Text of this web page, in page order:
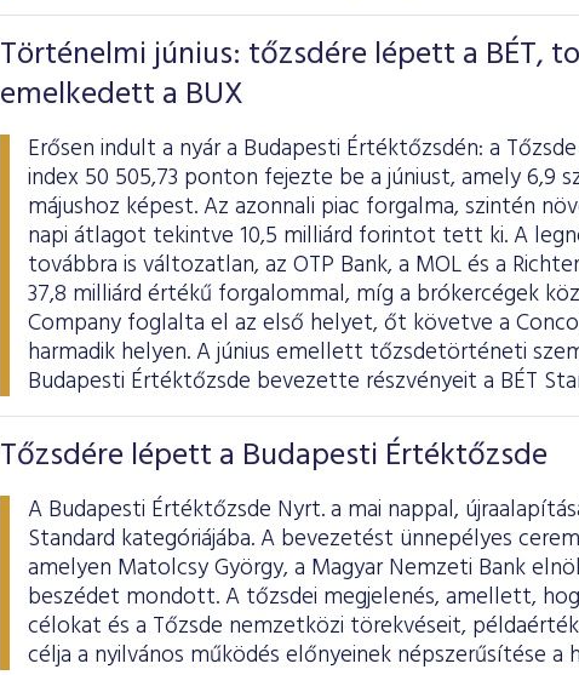
Történelmi június: tőzsdére lépett a BÉT,
emelkedett a BUX
Erősen indult a nyár a Budapesti Értéktőzsdén: a
index 50 505,73 ponton fejezte be a júniust, amely 6,9
májushoz képest. Az azonnali piac forgalma, szintén
napi átlagot tekintve 10,5 milliárd forintot tett ki. A
továbbra is változatlan, az OTP Bank, a MOL és a
37,8 milliárd értékű forgalommal, míg a brókercégek
Company foglalta el az első helyet, őt követve a
harmadik helyen. A június emellett tőzsdetörténeti
Budapesti Értéktőzsde bevezette részvényeit a BÉT
Tőzsdére lépett a Budapesti Értéktőzsde
A Budapesti Értéktőzsde Nyrt. a mai nappal,
Standard kategóriájába. A bevezetést ünnepélyes
amelyen Matolcsy György, a Magyar Nemzeti Bank
beszédet mondott. A tőzsdei megjelenés, amellett,
célokat és a Tőzsde nemzetközi törekvéseit,
célja a nyilvános működés előnyeinek népszerűsítése